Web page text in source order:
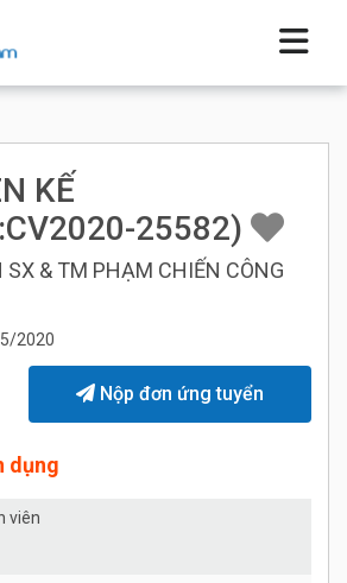
KẾ
25582)
SX & TM PHẠM CHIẾN CÔNG
2020
Nộp đơn ứng tuyển
dụng
viên